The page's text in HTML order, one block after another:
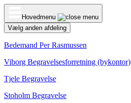
Hovedmenu
Vælg anden afdeling
Bedemand Per Rasmussen
Viborg Begravelsesforretning (bykontor)
Tjele Begravelse
Stoholm Begravelse